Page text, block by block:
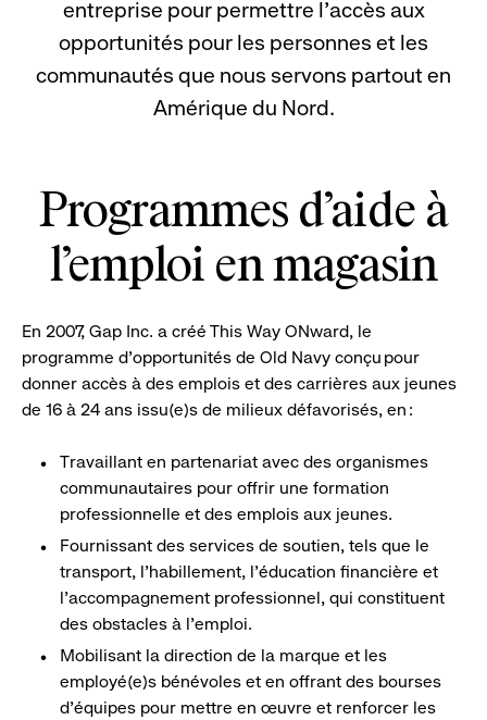
entreprise pour permettre l’accès aux
opportunités pour les personnes et les
communautés que nous servons partout en
Amérique du Nord.
Programmes d’aide à
l’emploi en magasin
En 2007, Gap Inc. a créé This Way ONward, le
programme d’opportunités de Old Navy conçu pour
donner accès à des emplois et des carrières aux jeunes
de 16 à 24 ans issu(e)s de milieux défavorisés, en :
Travaillant en partenariat avec des organismes
communautaires pour offrir une formation
professionnelle et des emplois aux jeunes.
​Fournissant des services de soutien, tels que le
transport, l’habillement, l’éducation financière et
l’accompagnement professionnel, qui constituent
des obstacles à l’emploi.
​Mobilisant la direction de la marque et les
employé(e)s bénévoles et en offrant des bourses
d’équipes pour mettre en œuvre et renforcer les